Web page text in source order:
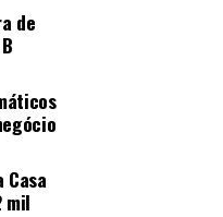
de
mil